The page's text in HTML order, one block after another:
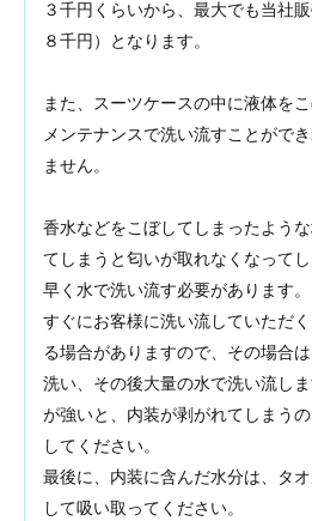
３千円くらいから、最大でも当社
８千円）となります。
また、スーツケースの中に液体を
メンテナンスで洗い流すことがで
ません。
香水などをこぼしてしまったよう
てしまうと匂いが取れなくなって
早く水で洗い流す必要があります。
すぐにお客様に洗い流していただ
る場合がありますので、その場合
洗い、その後大量の水で洗い流し
が強いと、内装が剥がれてしまう
してください。
最後に、内装に含んだ水分は、タ
して吸い取ってください。